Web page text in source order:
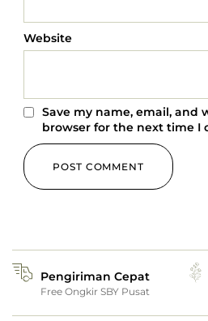
Website
Save my name, email, and
browser for the next time I
Pengiriman Cepat
Free Ongkir SBY Pusat